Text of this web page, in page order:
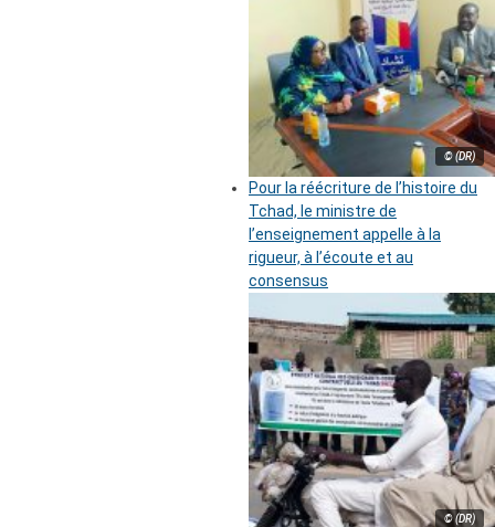
© (DR)
Pour la réécriture de l’histoire du
Tchad, le ministre de
l’enseignement appelle à la
rigueur, à l’écoute et au
consensus
© (DR)